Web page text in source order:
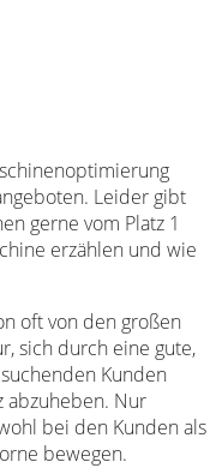
Leider gibt
gerne vom Platz 1
erzählen und wie
oft von den großen
sich durch eine gute,
Kunden
abzuheben. Nur
bei den Kunden als
bewegen.